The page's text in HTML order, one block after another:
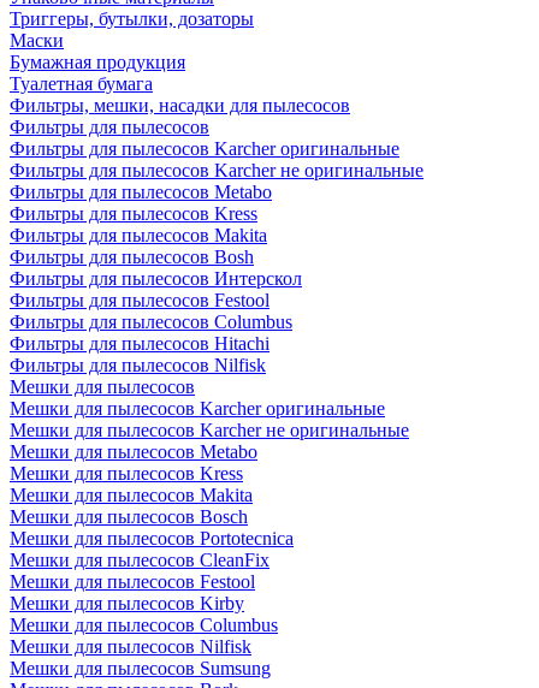
Триггеры, бутылки, дозаторы
Маски
Бумажная продукция
Туалетная бумага
Фильтры, мешки, насадки для пылесосов
Фильтры для пылесосов
Фильтры для пылесосов Karcher оригинальные
Фильтры для пылесосов Karcher не оригинальные
Фильтры для пылесосов Metabo
Фильтры для пылесосов Kress
Фильтры для пылесосов Makita
Фильтры для пылесосов Bosh
Фильтры для пылесосов Интерскол
Фильтры для пылесосов Festool
Фильтры для пылесосов Columbus
Фильтры для пылесосов Hitachi
Фильтры для пылесосов Nilfisk
Мешки для пылесосов
Мешки для пылесосов Karcher оригинальные
Мешки для пылесосов Karcher не оригинальные
Мешки для пылесосов Metabo
Мешки для пылесосов Kress
Мешки для пылесосов Makita
Мешки для пылесосов Bosch
Мешки для пылесосов Portotecnica
Мешки для пылесосов CleanFix
Мешки для пылесосов Festool
Мешки для пылесосов Kirby
Мешки для пылесосов Columbus
Мешки для пылесосов Nilfisk
Мешки для пылесосов Sumsung